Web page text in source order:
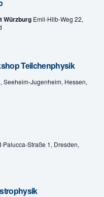
i
a
t
n
Würzburg Emil-Hilb-Weg 22,
Teilchenphysik
Seeheim-Jugenheim, Hessen,
Palucca-Straße 1, Dresden,